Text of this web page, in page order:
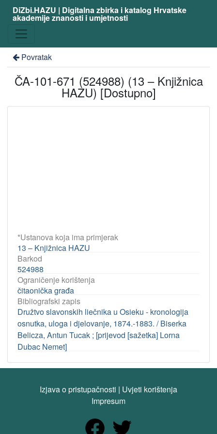
DiZbi.HAZU | Digitalna zbirka i katalog Hrvatske
akademije znanosti i umjetnosti
Povratak
ČA-101-671 (524988) (13 – Knjižnica
HAZU) [Dostupno]
*Ustanova koja ima primjerak
13 – Knjižnica HAZU
Barkod
524988
Ograničenje korištenja
čitaonička građa
Bibliografski zapis
Družtvo slavonskih liečnika u Osieku - kronologija
osnutka, uloga i djelovanje, 1874.-1883. / Biserka
Belicza, Antun Tucak ; [prijevod [sažetka] Lorna
Dubac Nemet]
Izjava o pristupačnosti | Uvjeti korištenja
Impresum